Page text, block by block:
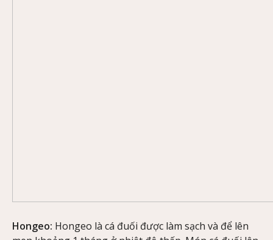
Hongeo: Hongeo là cá đuối được làm sạch và để lên